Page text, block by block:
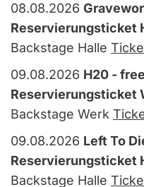
08.08.2026
Reservierungsticket
Backstage Halle
09.08.2026 H20 -
Reservierungsticket
Backstage Werk
09.08.2026 Left To
Reservierungsticket
Backstage Halle